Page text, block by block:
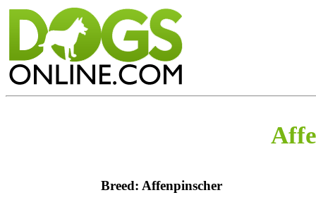
Breed: Affenpinscher